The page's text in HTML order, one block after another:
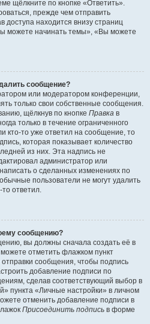
щёлкните по кнопке «Ответить».
прежде чем отправить
находится внизу страниц
можете начинать темы», «Вы можете
сообщение?
или модератором конференции,
только свои собственные сообщения.
щёлкнув по кнопке Правка в
только в течение ограниченного
кто-то уже ответил на сообщение, то
которая показывает количество
из них. Эта надпись не
администратор или
о сделанных изменениях по
пользователи не могут удалить
ответил.
сообщению?
вы должны сначала создать её в
отметить флажком пункт
сообщения, чтобы подпись
добавление подписи по
сделав соответствующий выбор в
пункта «Личные настройки» в личном
отменить добавление подписи в
Присоединить подпись в форме